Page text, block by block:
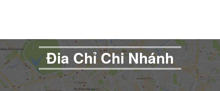
Đia Chỉ Chi Nhánh